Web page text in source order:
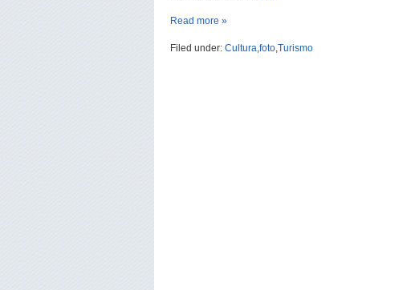
Read more »
Filed under: Cultura,foto,Turismo